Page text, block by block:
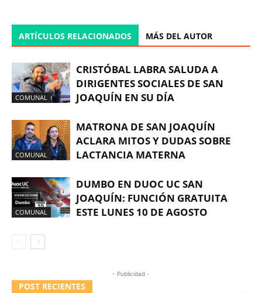
ARTÍCULOS RELACIONADOS MÁS DEL AUTOR
COMUNAL
CRISTÓBAL LABRA SALUDA A
DIRIGENTES SOCIALES DE SAN
JOAQUÍN EN SU DÍA
COMUNAL
MATRONA DE SAN JOAQUÍN
ACLARA MITOS Y DUDAS SOBRE
LACTANCIA MATERNA
COMUNAL
DUMBO EN DUOC UC SAN
JOAQUÍN: FUNCIÓN GRATUITA
ESTE LUNES 10 DE AGOSTO
- Publicidad -
POST RECIENTES